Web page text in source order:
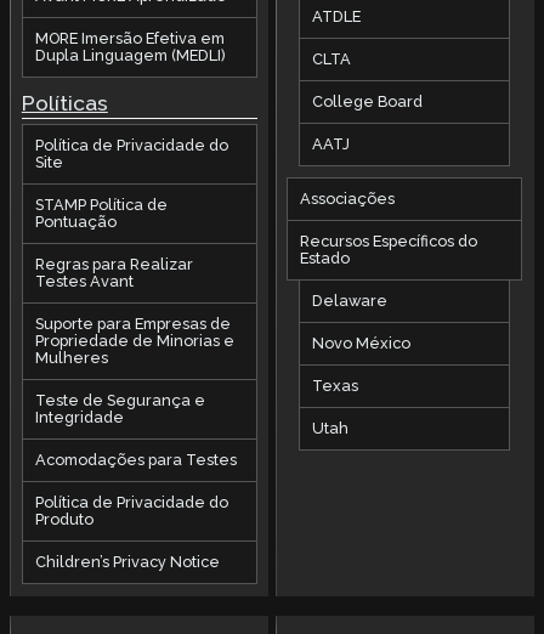
MORE Imersão Efetiva em
Dupla Linguagem (MEDLI)
Políticas
Política de Privacidade do
Site
STAMP Política de
Pontuação
Regras para Realizar
Testes Avant
Suporte para Empresas de
Propriedade de Minorias e
Mulheres
Teste de Segurança e
Integridade
Acomodações para Testes
Política de Privacidade do
Produto
Children’s Privacy Notice
ATDLE
CLTA
College Board
AATJ
Associações
Recursos Específicos do
Estado
Delaware
Novo México
Texas
Utah